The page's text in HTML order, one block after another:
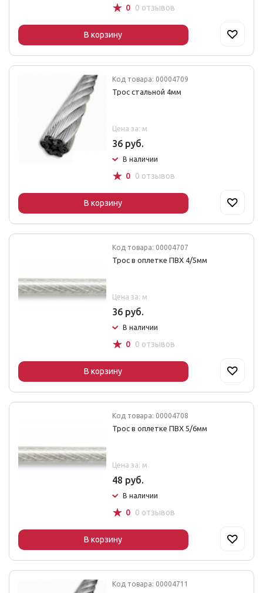
☆ 0 0 отзывов
В корзину
Код товара: 00004709
Трос стальной 4мм
Цена за: м
36 руб.
В наличии
☆ 0 0 отзывов
В корзину
Код товара: 00004707
Трос в оплетке ПВХ 4/5мм
Цена за: м
36 руб.
В наличии
☆ 0 0 отзывов
В корзину
Код товара: 00004708
Трос в оплетке ПВХ 5/6мм
Цена за: м
48 руб.
В наличии
☆ 0 0 отзывов
В корзину
Код товара: 00004711